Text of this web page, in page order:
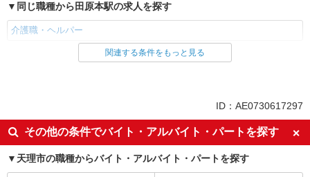
同じ職種から田原本駅の求人を探す
介護職・ヘルパー
同じ雇用形態から田原本駅の求人を探す
入社日応相談
未経験歓迎
経験者・有資格者歓迎
新卒・第二新卒歓迎
女性活躍中
主婦・主夫歓迎
関連する条件をもっと見る
ID：AE0730617297
その他の条件でバイト・アルバイト・パートを探す
天理市の職種からバイト・アルバイト・パートを探す